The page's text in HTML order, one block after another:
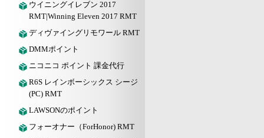
ウイニングイレブン 2017
RMT|Winning Eleven 2017 RMT
ディヴァイングリモワール RMT
DMMポイント
ニコニコ ポイント 課金代行
R6S レインボーシックス シージ
(PC) RMT
LAWSONのポイント
フォーオナー（ForHonor) RMT